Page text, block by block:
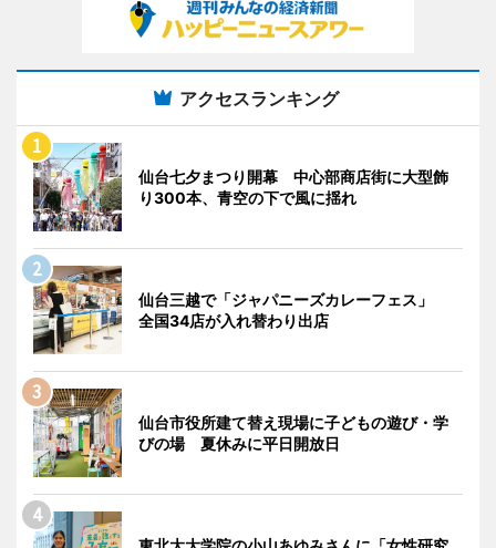
アクセスランキング
仙台七夕まつり開幕 中心部商店街に大型飾
り300本、青空の下で風に揺れ
仙台三越で「ジャパニーズカレーフェス」
全国34店が入れ替わり出店
仙台市役所建て替え現場に子どもの遊び・学
びの場 夏休みに平日開放日